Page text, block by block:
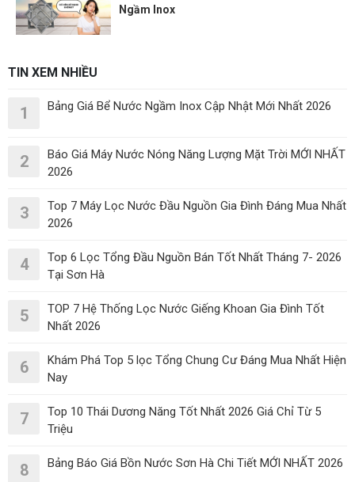
Ngầm Inox
TIN XEM NHIỀU
1 Bảng Giá Bể Nước Ngầm Inox Cập Nhật Mới Nhất 2026
2
Báo Giá Máy Nước Nóng Năng Lượng Mặt Trời MỚI NHẤT
2026
3
Top 7 Máy Lọc Nước Đầu Nguồn Gia Đình Đáng Mua Nhất
2026
4
Top 6 Lọc Tổng Đầu Nguồn Bán Tốt Nhất Tháng 7- 2026
Tại Sơn Hà
5
TOP 7 Hệ Thống Lọc Nước Giếng Khoan Gia Đình Tốt
Nhất 2026
6
Khám Phá Top 5 lọc Tổng Chung Cư Đáng Mua Nhất Hiện
Nay
7
Top 10 Thái Dương Năng Tốt Nhất 2026 Giá Chỉ Từ 5
Triệu
8 Bảng Báo Giá Bồn Nước Sơn Hà Chi Tiết MỚI NHẤT 2026